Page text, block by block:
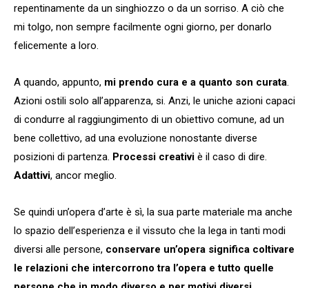
repentinamente da un singhiozzo o da un sorriso. A ciò che
mi tolgo, non sempre facilmente ogni giorno, per donarlo
felicemente a loro.
A quando, appunto, mi prendo cura e a quanto son curata
Azioni ostili solo all’apparenza, si. Anzi, le uniche azioni capaci
di condurre al raggiungimento di un obiettivo comune, ad un
bene collettivo, ad una evoluzione nonostante diverse
posizioni di partenza. Processi creativi è il caso di dire.
Adattivi, ancor meglio.
Se quindi un’opera d’arte è sì, la sua parte materiale ma anche
lo spazio dell’esperienza e il vissuto che la lega in tanti modi
diversi alle persone, conservare un’opera significa coltivare
le relazioni che intercorrono tra l’opera e tutto quelle